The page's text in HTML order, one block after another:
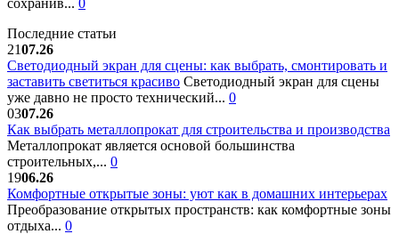
Последние статьи
2107.26
Светодиодный экран для сцены: как выбрать, смонтировать и
заставить светиться красиво Светодиодный экран для сцены
уже давно не просто технический... 0
0307.26
Как выбрать металлопрокат для строительства и производства
Металлопрокат является основой большинства
строительных,... 0
1906.26
Комфортные открытые зоны: уют как в домашних интерьерах
Преобразование открытых пространств: как комфортные зоны
отдыха... 0